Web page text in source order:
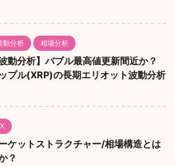
動分析 相場分析
波動分析】バブル最高値更新間近か？
プル(XRP)の長期エリオット波動分析
ケットストラクチャー/相場構造とは
？